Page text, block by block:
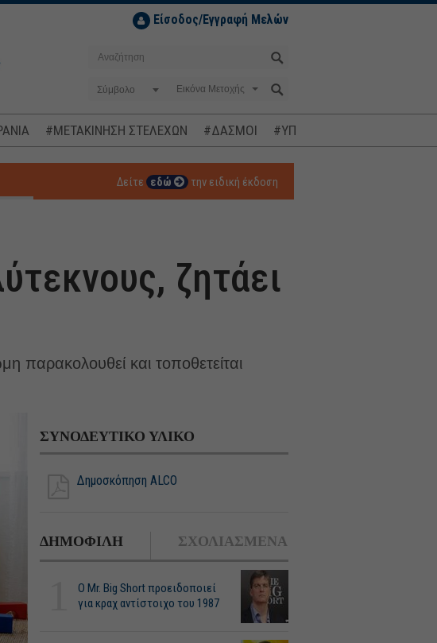
Είσοδος/Εγγραφή Μελών
Σύμβολο
#ΜΕΤΑΚΙΝΗΣΗ ΣΤΕΛΕΧΩΝ #ΔΑΣΜΟΙ #ΥΠΟΚΛΟΠΕΣ
Δείτε εδώ την ειδική έκδοση
ζητάει
παρακολουθεί και τοποθετείται
ΣΥΝΟΔΕΥΤΙΚΟ ΥΛΙΚΟ
Δημοσκόπηση ALCO
ΔΗΜΟΦΙΛΗ ΣΧΟΛΙΑΣΜΕΝΑ
O Mr. Big Short προειδοποιεί
για κραχ αντίστοιχο του 1987